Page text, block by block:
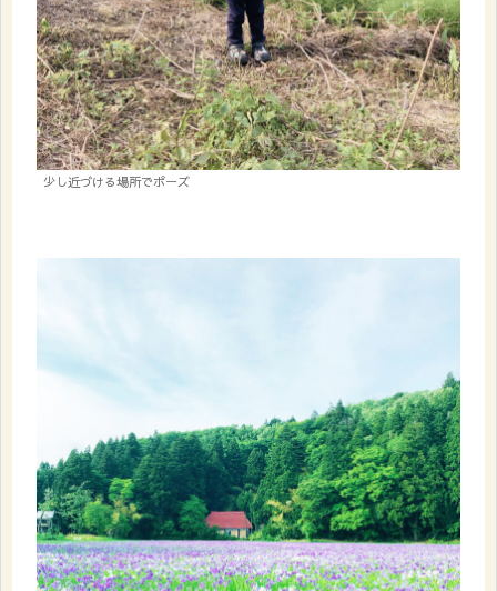
少し近づける場所でポーズ